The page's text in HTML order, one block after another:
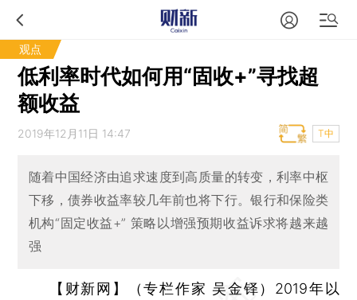
观点
低利率时代如何用“固收+”寻找超
额收益
2019年12月11日 14:47 T中
随着中国经济由追求速度到高质量的转变，利率中枢
下移，债券收益率较几年前也将下行。银行和保险类
机构“固定收益+” 策略以增强预期收益诉求将越来越
强
【财新网】（专栏作家 吴金铎） 2019年以